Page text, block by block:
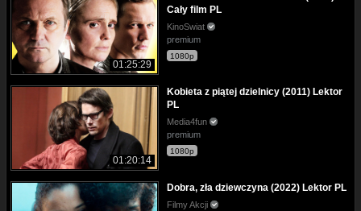
01:25:29
Cały film PL
KinoSwiat
premium
1080p
01:20:14
Kobieta z piątej dzielnicy (2011) Lektor
PL
Media4fun
premium
1080p
Dobra, zła dziewczyna (2022) Lektor PL
Filmy Akcji